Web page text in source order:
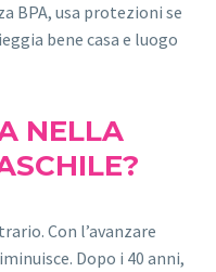
BPA, usa protezioni se
bene casa e luogo
NELLA
Con l’avanzare
Dopo i 40 anni,